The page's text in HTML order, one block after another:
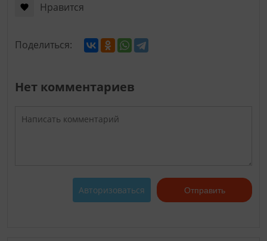
Нравится
Поделиться:
Нет комментариев
Авторизоваться Отправить